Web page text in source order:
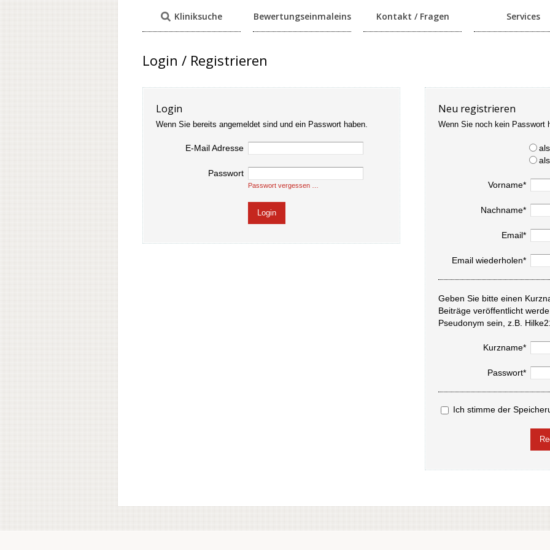
Kliniksuche Bewertungseinmaleins Kontakt / Fragen Services
Login / Registrieren
Login
Wenn Sie bereits angemeldet sind und ein Passwort haben.
E-Mail Adresse
Passwort
Passwort vergessen …
Neu registrieren
Wenn Sie noch kein Passwort
Vorname*
Nachname*
Email*
Email wiederholen*
Geben Sie bitte einen
Beiträge veröffentlicht
Pseudonym sein, z.B.
Kurzname*
Passwort*
Ich stimme der